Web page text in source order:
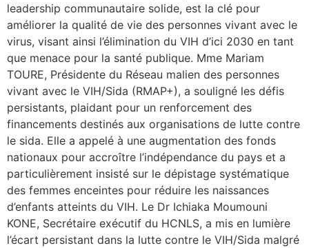
leadership communautaire solide, est la clé pour
améliorer la qualité de vie des personnes vivant avec le
virus, visant ainsi l’élimination du VIH d’ici 2030 en tant
que menace pour la santé publique. Mme Mariam
TOURE, Présidente du Réseau malien des personnes
vivant avec le VIH/Sida (RMAP+), a souligné les défis
persistants, plaidant pour un renforcement des
financements destinés aux organisations de lutte contre
le sida. Elle a appelé à une augmentation des fonds
nationaux pour accroître l’indépendance du pays et a
particulièrement insisté sur le dépistage systématique
des femmes enceintes pour réduire les naissances
d’enfants atteints du VIH. Le Dr Ichiaka Moumouni
KONE, Secrétaire exécutif du HCNLS, a mis en lumière
l’écart persistant dans la lutte contre le VIH/Sida malgré